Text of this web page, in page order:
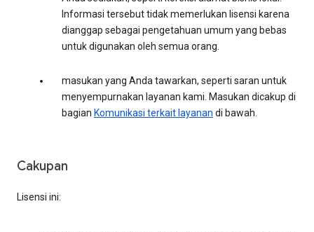
Informasi tersebut tidak memerlukan lisensi karena
dianggap sebagai pengetahuan umum yang bebas
untuk digunakan oleh semua orang.
masukan yang Anda tawarkan, seperti saran untuk
menyempurnakan layanan kami. Masukan dicakup di
bagian Komunikasi terkait layanan di bawah.
Cakupan
Lisensi ini: